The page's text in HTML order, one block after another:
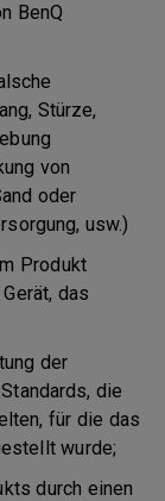
BenQ
Stürze,
von
oder
usw.)
Produkt
das
der
die
für die das
wurde;
durch einen